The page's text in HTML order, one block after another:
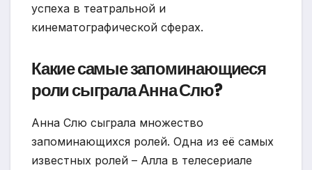
успеха в театральной и
кинематографической сферах.
Какие самые запоминающиеся
роли сыграла Анна Слю?
Анна Слю сыграла множество
запоминающихся ролей. Одна из её самых
известных ролей – Алла в телесериале